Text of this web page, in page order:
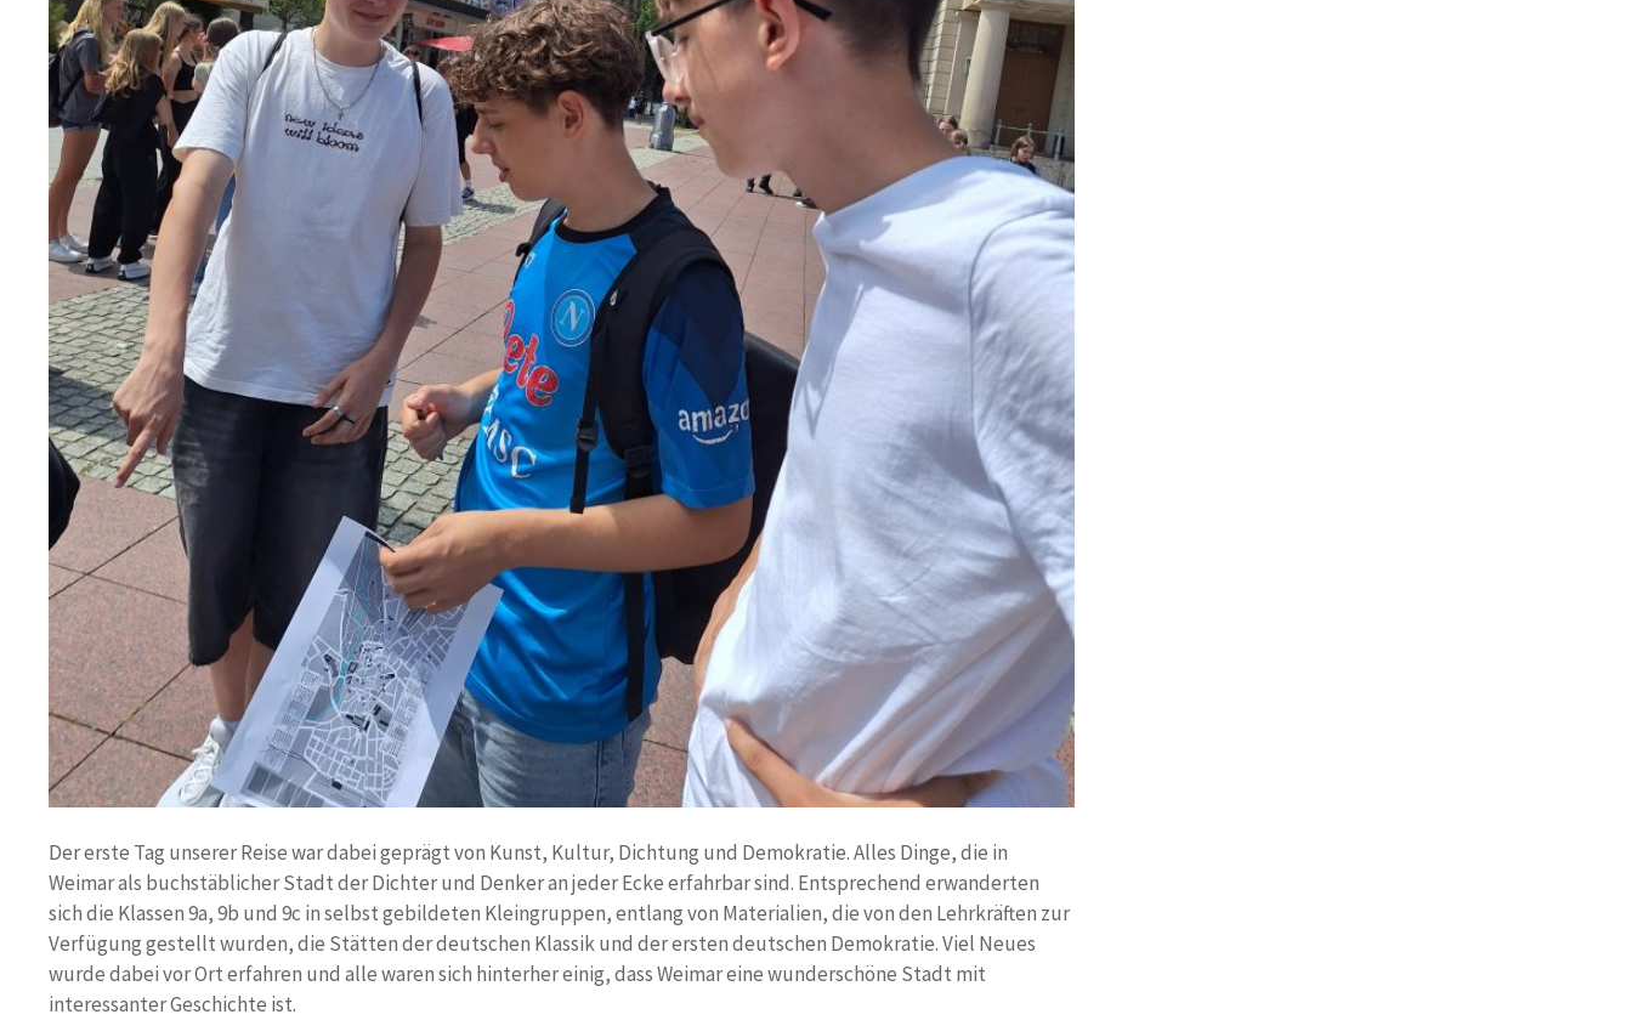
Der erste Tag unserer Reise war dabei geprägt von Kunst, Kultur, Dichtung und Demokratie. Alles Dinge, die in
Weimar als buchstäblicher Stadt der Dichter und Denker an jeder Ecke erfahrbar sind. Entsprechend erwanderten
sich die Klassen 9a, 9b und 9c in selbst gebildeten Kleingruppen, entlang von Materialien, die von den Lehrkräften zur
Verfügung gestellt wurden, die Stätten der deutschen Klassik und der ersten deutschen Demokratie. Viel Neues
wurde dabei vor Ort erfahren und alle waren sich hinterher einig, dass Weimar eine wunderschöne Stadt mit
interessanter Geschichte ist.